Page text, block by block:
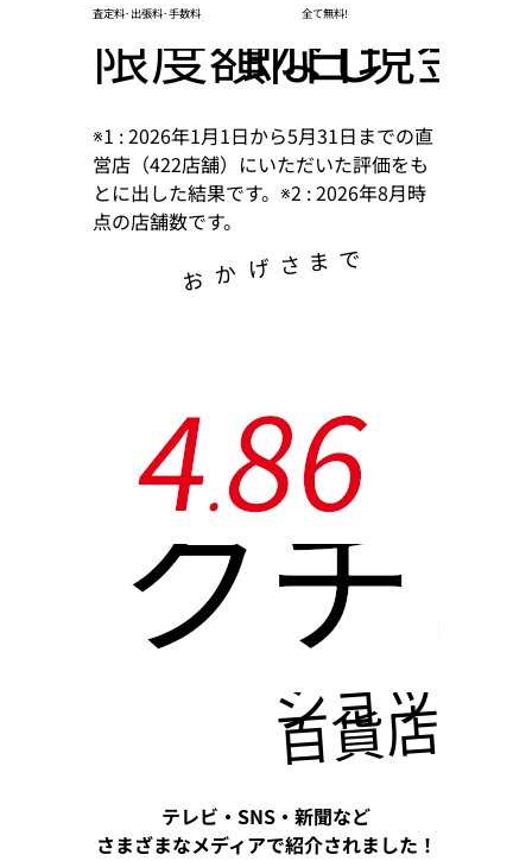
査定料･出張料･手数料 全て無料!
限度額なし
即日現金
※1 : 2026年1月1日から5月31日までの直
営店（422店舗）にいただいた評価をも
とに出した結果です。※2 : 2026年8月時
点の店舗数です。
お か げ さ ま で
4.
86
クチ
ショッピ
百貨店に
テレビ・SNS・新聞など
さまざまなメディアで紹介されました！